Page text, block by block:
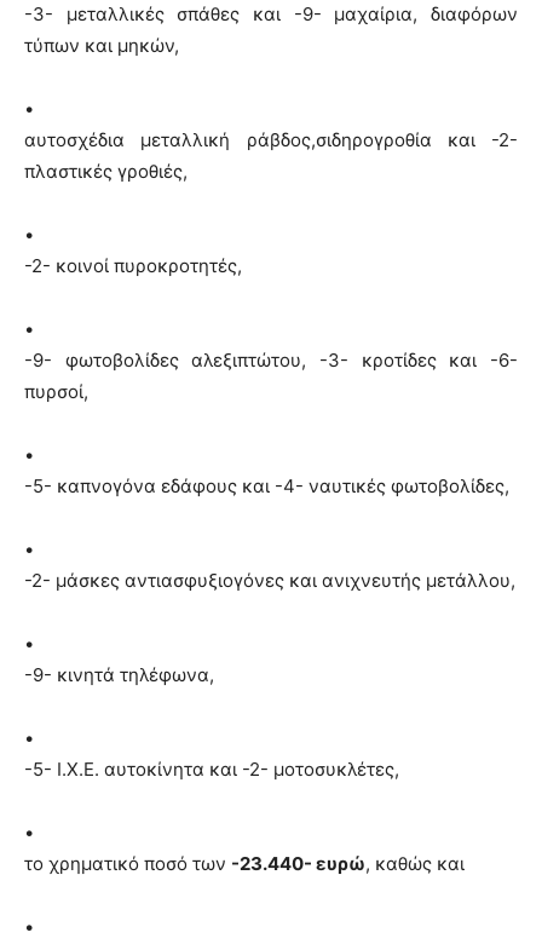
-3- μεταλλικές σπάθες και -9- μαχαίρια, διαφόρων
τύπων και μηκών,
•
αυτοσχέδια μεταλλική ράβδος,σιδηρογροθία και -2-
πλαστικές γροθιές,
•
-2- κοινοί πυροκροτητές,
•
-9- φωτοβολίδες αλεξιπτώτου, -3- κροτίδες και -6-
πυρσοί,
•
-5- καπνογόνα εδάφους και -4- ναυτικές φωτοβολίδες,
•
-2- μάσκες αντιασφυξιογόνες και ανιχνευτής μετάλλου,
•
-9- κινητά τηλέφωνα,
•
-5- Ι.Χ.Ε. αυτοκίνητα και -2- μοτοσυκλέτες,
•
το χρηματικό ποσό των -23.440- ευρώ, καθώς και
•